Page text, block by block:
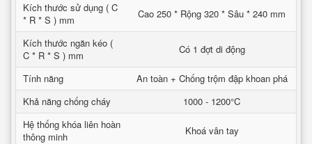
Kích thước sử dụng ( C
* R * S ) mm
Cao 250 * Rộng 320 * Sâu * 240 mm
Kích thước ngăn kéo (
C * R * S ) mm
Có 1 đợt di động
Tính năng
An toàn + Chống trộm đập khoan phá
Khả năng chống cháy
1000 - 1200°C
Hệ thống khóa liên hoàn
thông minh
Khoá vân tay